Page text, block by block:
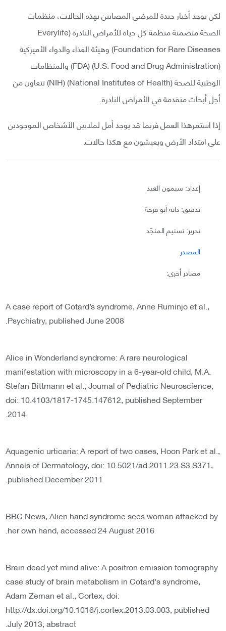
لكن يوجد أخبار جيدة للمرضى المصابين بهذه الحالات، منظمات
الصحة متضمنة منظمة كل حياة للأمراض النادرة (Everylife
Foundation for Rare Diseases) وهيئة الغذاء والدواء الأميركية
(U.S. Food and Drug Administration) (FDA) والمنظامات
الوطنية للصحة (National Institutes of Health) (NIH) تتعاون من
أجل أبحاث متقدمة في الأمراض النادرة.
إذا استمرهذا العمل فربما قد يوجد أمل لملايين الأشخاص الموجودين
على امتداد الأرض ويعيشون مع هكذا حالات.
إعداد: سيمون العيد
تدقيق: دانه أبو فرحة
تحرير: تسنيم المنجّد
المصدر
مصادر أخرى:
A case report of Cotard’s syndrome, Anne Ruminjo et al.,
Psychiatry, published June 2008.
Alice in Wonderland syndrome: A rare neurological
manifestation with microscopy in a 6-year-old child, M.A.
Stefan Bittmann et al., Journal of Pediatric Neuroscience,
doi: 10.4103/1817-1745.147612, published September
2014.
Aquagenic urticaria: A report of two cases, Hoon Park et al.,
Annals of Dermatology, doi: 10.5021/ad.2011.23.S3.S371,
published December 2011.
BBC News, Alien hand syndrome sees woman attacked by
her own hand, accessed 24 August 2016.
Brain dead yet mind alive: A positron emission tomography
case study of brain metabolism in Cotard's syndrome,
Adam Zeman et al., Cortex, doi:
http://dx.doi.org/10.1016/j.cortex.2013.03.003, published
July 2013, abstract.